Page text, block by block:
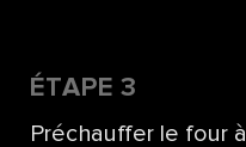
ÉTAPE 3
Préchauffer le four